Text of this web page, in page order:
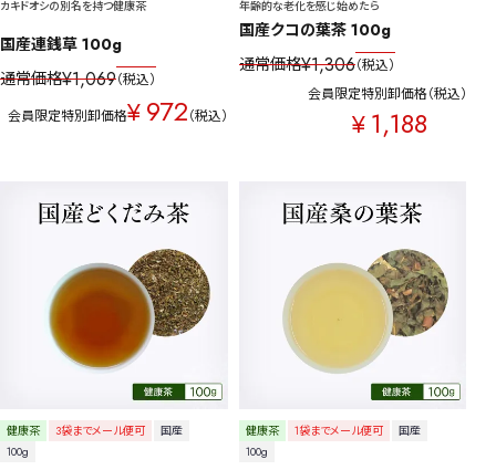
カキドオシの別名を持つ健康茶
国産連銭草 100g
通常価格¥1,069 税込
会員限定特別卸価格¥ 972 税込
年齢的な老化を感じ始めたら
国産クコの葉茶 100g
通常価格¥1,306 税込
会員限定特別卸価格
¥1,188
税込
健康茶 3袋までメール便可
国産
100g
健康茶 1袋までメール便可
国産
100g